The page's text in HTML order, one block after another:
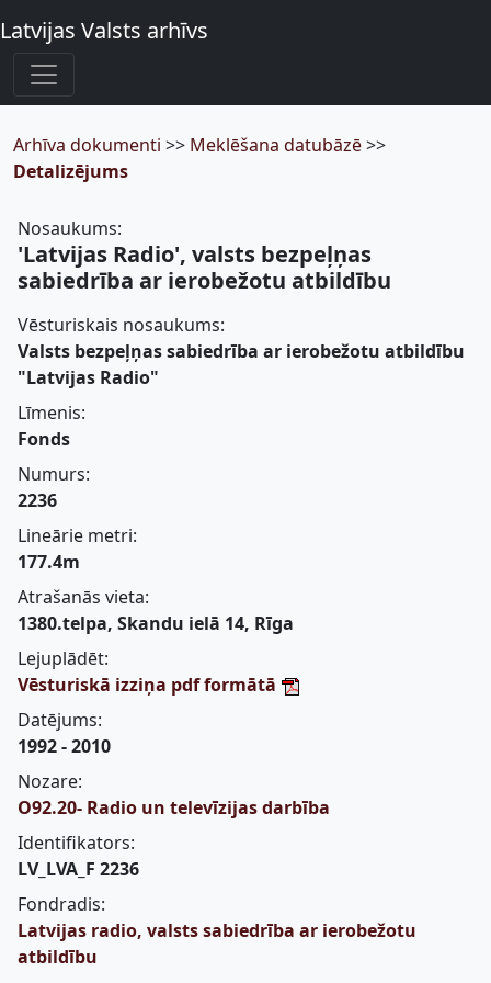
Latvijas Valsts arhīvs
Arhīva dokumenti >> Meklēšana datubāzē>>
Detalizējums
Nosaukums:
'Latvijas Radio', valsts bezpeļņas
sabiedrība ar ierobežotu atbildību
Vēsturiskais nosaukums:
Valsts bezpeļņas sabiedrība ar ierobežotu atbildību
"Latvijas Radio"
Līmenis:
Fonds
Numurs:
2236
Lineārie metri:
177.4m
Atrašanās vieta:
1380.telpa, Skandu ielā 14, Rīga
Lejuplādēt:
Vēsturiskā izziņa pdf formātā
Datējums:
1992 - 2010
Nozare:
O92.20- Radio un televīzijas darbība
Identifikators:
LV_LVA_F 2236
Fondradis:
Latvijas radio, valsts sabiedrība ar ierobežotu
atbildību